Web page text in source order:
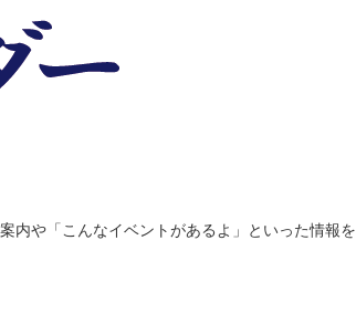
内や「こんなイベントがあるよ」といった情報を